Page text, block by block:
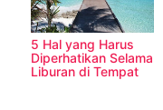
5 Hal yang Harus
Diperhatikan Selama
Liburan di Tempat